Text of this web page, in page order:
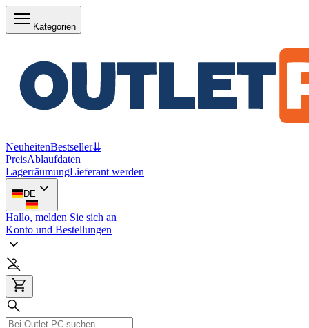
Kategorien
NeuheitenBestseller⇊
PreisAblaufdaten
LagerräumungLieferant werden
DE
Hallo, melden Sie sich an
Konto und Bestellungen